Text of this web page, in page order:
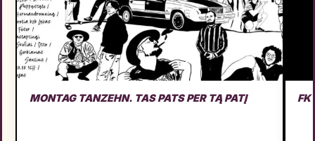
MONTAG TANZEHN. TAS PATS PER TĄ PATĮ FK